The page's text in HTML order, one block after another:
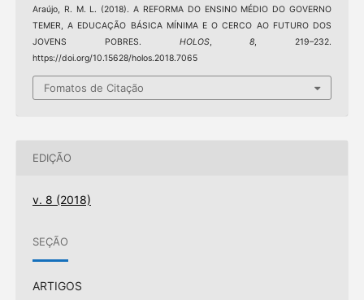
Araújo, R. M. L. (2018). A REFORMA DO ENSINO MÉDIO DO GOVERNO
TEMER, A EDUCAÇÃO BÁSICA MÍNIMA E O CERCO AO FUTURO DOS
JOVENS POBRES. HOLOS,8, 219–232.
https://doi.org/10.15628/holos.2018.7065
Fomatos de Citação
EDIÇÃO
v. 8 (2018)
SEÇÃO
ARTIGOS